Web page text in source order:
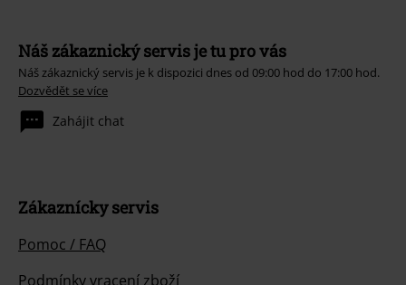
Náš zákaznický servis je tu pro vás
Náš zákaznický servis je k dispozici dnes od 09:00 hod do 17:00 hod.
Dozvědět se více
Zahájit chat
Zákaznícky servis
Pomoc / FAQ
Podmínky vracení zboží